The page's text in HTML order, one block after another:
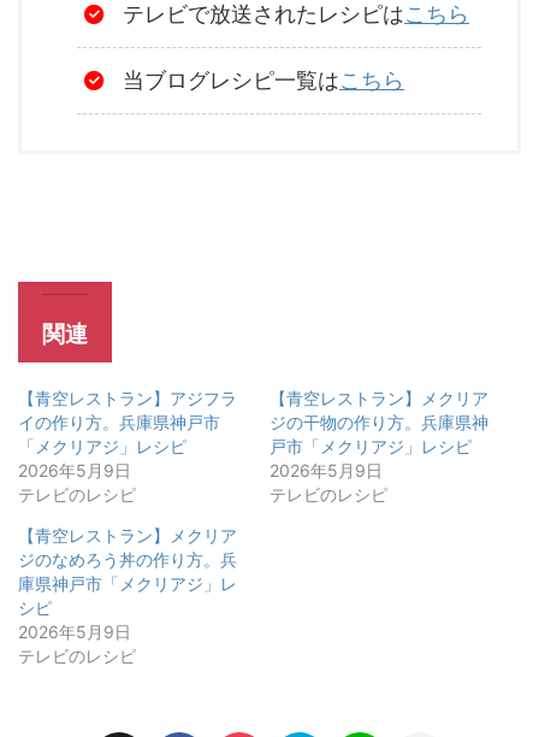
テレビで放送されたレシピはこちら
当ブログレシピ一覧はこちら
関連
【青空レストラン】アジフラ
イの作り方。兵庫県神戸市
「メクリアジ」レシピ
2026年5月9日
テレビのレシピ
【青空レストラン】メクリア
ジの干物の作り方。兵庫県神
戸市「メクリアジ」レシピ
2026年5月9日
テレビのレシピ
【青空レストラン】メクリア
ジのなめろう丼の作り方。兵
庫県神戸市「メクリアジ」レ
シピ
2026年5月9日
テレビのレシピ